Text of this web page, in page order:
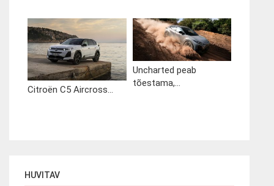
Citroën C5 Aircross...
Uncharted peab
tõestama,...
HUVITAV